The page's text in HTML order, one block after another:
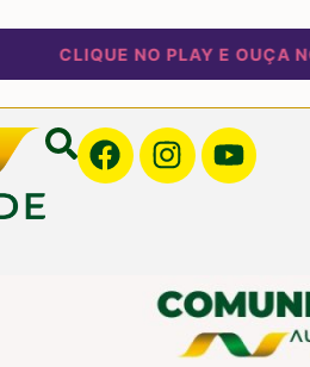
CLIQUE NO PLAY E OUÇA